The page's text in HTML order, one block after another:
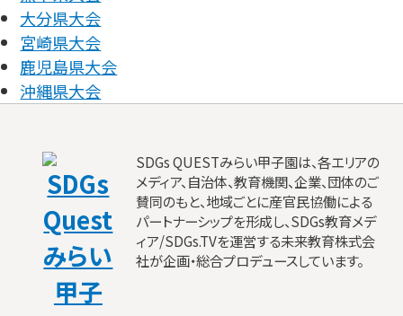
大分県大会
宮崎県大会
鹿児島県大会
沖縄県大会
SDGs QUESTみらい甲子園は、各エリアの
メディア、自治体、教育機関、企業、団体のご
賛同のもと、地域ごとに産官民協働による
パートナーシップを形成し、SDGs教育メデ
ィア/SDGs.TVを運営する未来教育株式会
社が企画・総合プロデュースしています。